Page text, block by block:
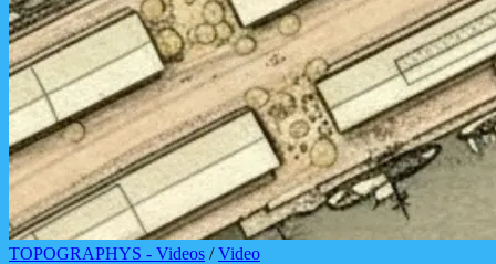
Cat
TOPOGRAPHYS - Videos /Video